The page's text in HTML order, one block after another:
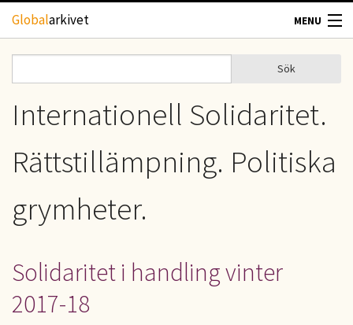
Hoppa till huvudinnehåll
Globalarkivet MENU
TIDSKRIFTER
OM OSS
KONTAKT
Sökformulär
Sök
Internationell Solidaritet.
Rättstillämpning. Politiska
grymheter.
Solidaritet i handling vinter
2017-18